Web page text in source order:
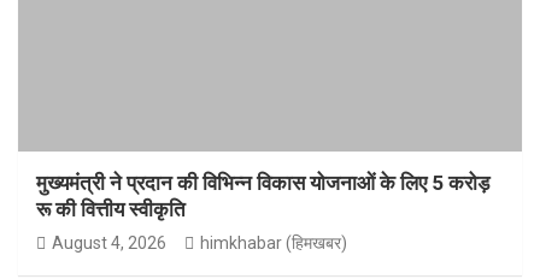
मुख्यमंत्री ने प्रदान की विभिन्न विकास योजनाओं के लिए 5 करोड़
रू की वित्तीय स्वीकृति
August 4, 2026 himkhabar (हिमखबर)